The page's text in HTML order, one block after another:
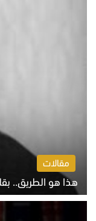
مقالات
هذا هو الطريق..
الخميس 6 أغسطس 2026 10:52 ص